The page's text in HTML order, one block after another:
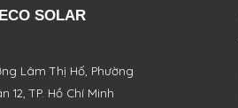
SOLAR
Lâm Thị Hố, Phường
12, TP. Hồ Chí Minh